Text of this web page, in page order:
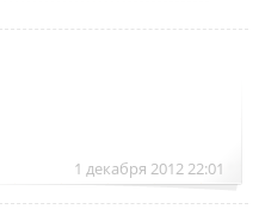
1 декабря 2012 22:01